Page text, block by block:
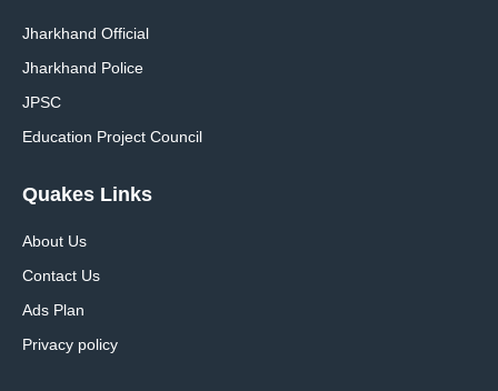
Jharkhand Official
Jharkhand Police
JPSC
Education Project Council
Quakes Links
About Us
Contact Us
Ads Plan
Privacy policy